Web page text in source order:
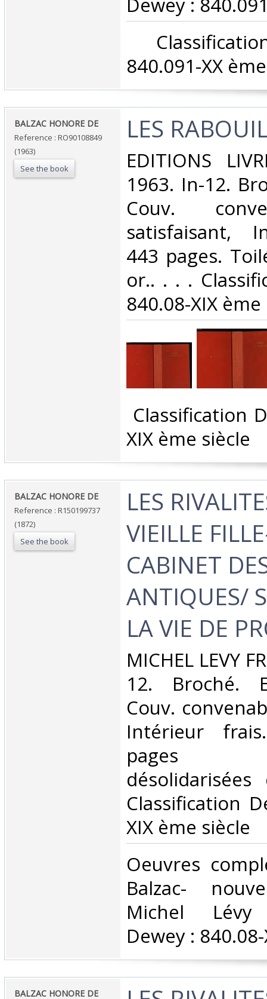
840.091-XX
‎BALZAC HONORE DE‎
Reference : RO90108849
(1963)
See the book
‎LES
‎EDITIONS
1963. In-12.
Couv.
satisfaisant,
443 pages.
or.. . . .
840.08-XIX
Classification
XIX ème siècle‎
‎BALZAC HONORE DE‎
Reference : R150199737
(1872)
See the book
‎LES
VIEILLE
CABINET
ANTIQUES/
LA VIE DE
‎MICHEL LEVY
12. Broché.
Couv.
Intérieur
pages
Classification
XIX ème siècle‎
‎Oeuvres
Balzac-
Michel Lévy
Dewey :
‎BALZAC HONORE DE‎